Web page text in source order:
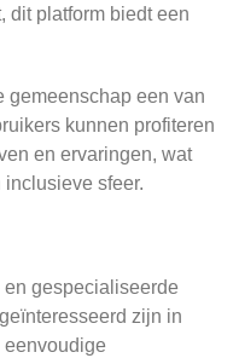
dit platform biedt een
gemeenschap een van
kunnen profiteren
en ervaringen, wat
sfeer.
gespecialiseerde
zijn in
eenvoudige